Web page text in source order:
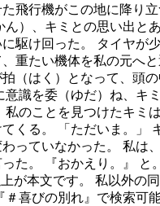
飛行機がこの地に降り
ん）、キミとの思い出と
駆け回った。 タイヤが
重たい機体を私の元へ
（はく）となって、頭
意識を委（ゆだ）ね、キミ
私のことを見つけたキミ
てくる。 「ただいま。」
っていなかった。 私は
た。 『おかえり。』 と
が本文です。 私以外の
＃喜びの別れ』で検索可